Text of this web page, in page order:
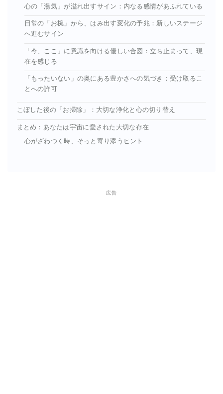
心の「湯気」が溢れ出すサイン：内なる感情があふれている
日常の「お椀」から、はみ出す変化の予兆：新しいステージ
へ進むサイン
「今、ここ」に意識を向ける優しい合図：立ち止まって、現
在を感じる
「もったいない」の奥にある豊かさへの気づき：受け取るこ
とへの許可
こぼした後の「お掃除」：大切な浄化と心の切り替え
まとめ：あなたは宇宙に愛された大切な存在
心がざわつく時、そっと寄り添うヒント
広告